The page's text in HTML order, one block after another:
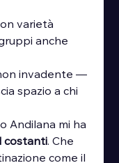
varietà
anche
invadente —
spazio a chi
Andilana mi ha
costanti. Che
come il